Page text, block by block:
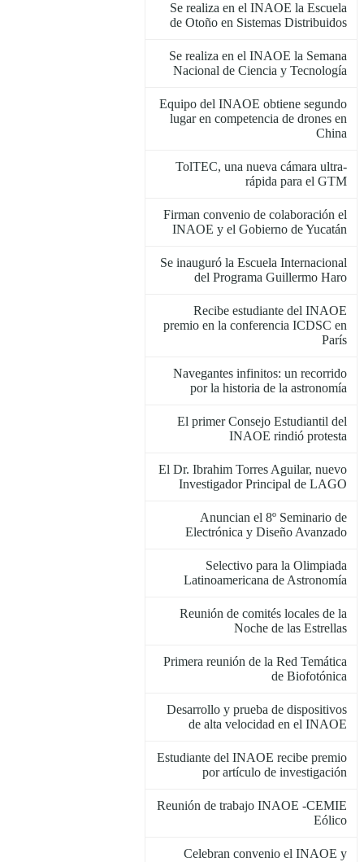
Se realiza en el INAOE la Escuela
de Otoño en Sistemas Distribuidos
Se realiza en el INAOE la Semana
Nacional de Ciencia y Tecnología
Equipo del INAOE obtiene segundo
lugar en competencia de drones en
China
TolTEC, una nueva cámara ultra-
rápida para el GTM
Firman convenio de colaboración el
INAOE y el Gobierno de Yucatán
Se inauguró la Escuela Internacional
del Programa Guillermo Haro
Recibe estudiante del INAOE
premio en la conferencia ICDSC en
París
Navegantes infinitos: un recorrido
por la historia de la astronomía
El primer Consejo Estudiantil del
INAOE rindió protesta
El Dr. Ibrahim Torres Aguilar, nuevo
Investigador Principal de LAGO
Anuncian el 8º Seminario de
Electrónica y Diseño Avanzado
Selectivo para la Olimpiada
Latinoamericana de Astronomía
Reunión de comités locales de la
Noche de las Estrellas
Primera reunión de la Red Temática
de Biofotónica
Desarrollo y prueba de dispositivos
de alta velocidad en el INAOE
Estudiante del INAOE recibe premio
por artículo de investigación
Reunión de trabajo INAOE -CEMIE
Eólico
Celebran convenio el INAOE y